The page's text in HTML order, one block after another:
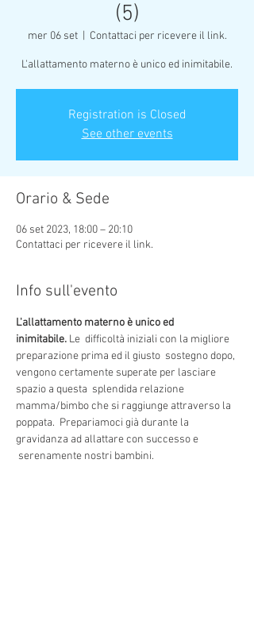
(5)
mer 06 set
  |
Contattaci per ricevere il link.
L'allattamento materno è unico ed inimitabile.
Registration is Closed
See other events
Orario & Sede
06 set 2023, 18:00 – 20:10
Contattaci per ricevere il link.
Info sull'evento
L'allattamento materno è unico ed
inimitabile. Le  difficoltà iniziali con la migliore
preparazione prima ed il giusto  sostegno dopo,
vengono certamente superate per lasciare
spazio a questa  splendida relazione
mamma/bimbo che si raggiunge attraverso la
poppata.  Prepariamoci già durante la
gravidanza ad allattare con successo e
serenamente nostri bambini.